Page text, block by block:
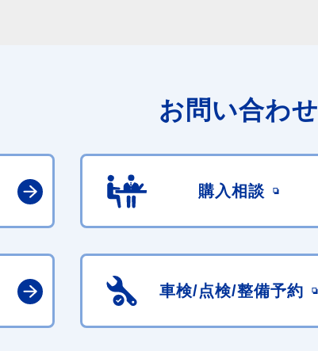
お問い合わせ
購入相談
車検/点検/整備予約